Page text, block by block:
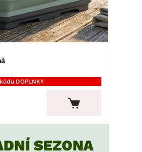
DOPLNKY